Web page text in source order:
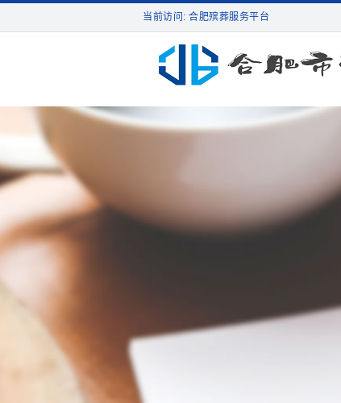
当前访问: 合肥殡葬服务平台